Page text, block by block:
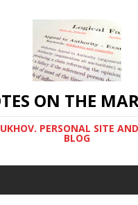
ON THE
PERSONAL SITE
BLOG